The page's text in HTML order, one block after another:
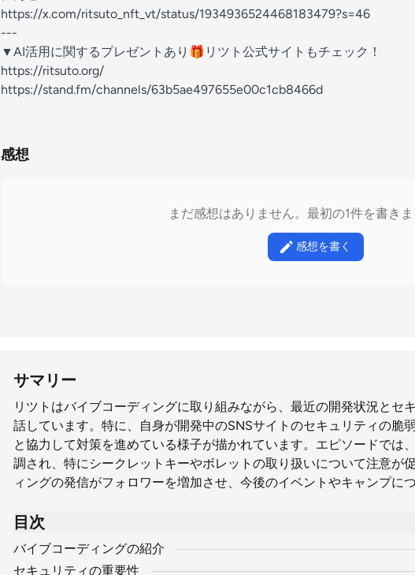
https://x.com/ritsuto_nft_vt/status/1934936524468183479?s=46
---
▼AI活用に関するプレゼントあり🎁リツト公式サイトもチェック！
https://ritsuto.org/
https://stand.fm/channels/63b5ae497655e00c1cb8466d
感想
まだ感想はありません。最初の1件を書きま
感想を書く
サマリー
リツトはバイブコーディングに取り組みながら、最近の開発状況とセ
話しています。特に、自身が開発中のSNSサイトのセキュリティの脆
と協力して対策を進めている様子が描かれています。エピソードでは
調され、特にシークレットキーやボレットの取り扱いについて注意が
ィングの発信がフォロワーを増加させ、今後のイベントやキャンプに
目次
バイブコーディングの紹介
セキュリティの重要性